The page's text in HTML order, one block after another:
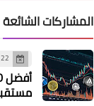
المشاركات الشائعة
22 أغسطس 2025